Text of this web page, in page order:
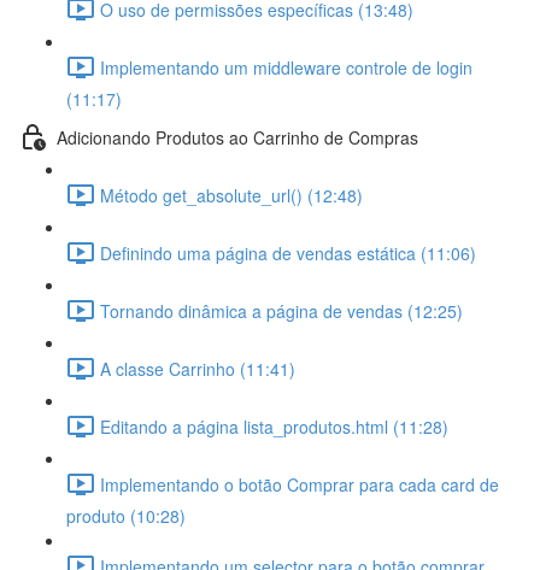
O uso de permissões específicas (13:48)
Implementando um middleware controle de login
(11:17)
Adicionando Produtos ao Carrinho de Compras
Método get_absolute_url() (12:48)
Definindo uma página de vendas estática (11:06)
Tornando dinâmica a página de vendas (12:25)
A classe Carrinho (11:41)
Editando a página lista_produtos.html (11:28)
Implementando o botão Comprar para cada card de
produto (10:28)